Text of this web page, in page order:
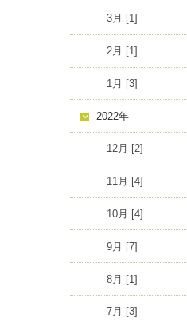
3月 [1]
2月 [1]
1月 [3]
2022年
12月 [2]
11月 [4]
10月 [4]
9月 [7]
8月 [1]
7月 [3]